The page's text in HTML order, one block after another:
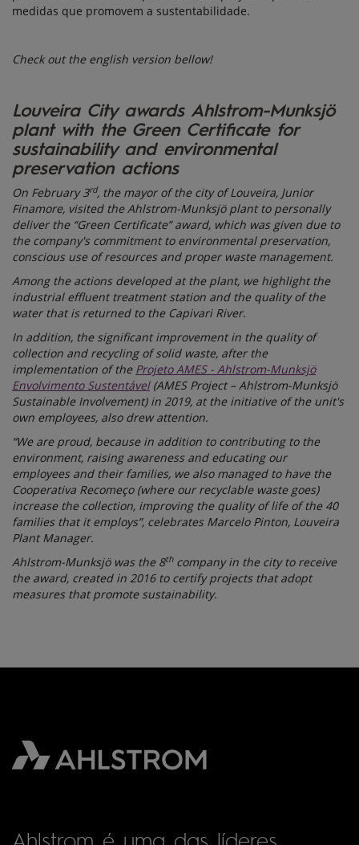
medidas que promovem a sustentabilidade.
Check out the english version bellow!
Louveira City awards Ahlstrom-Munksjö
plant with the Green Certificate for
sustainability and environmental
preservation actions
On February 3rd, the mayor of the city of Louveira, Junior
Finamore, visited the Ahlstrom-Munksjö plant to personally
deliver the “Green Certificate” award, which was given due to
the company's commitment to environmental preservation,
conscious use of resources and proper waste management.
Among the actions developed at the plant, we highlight the
industrial effluent treatment station and the quality of the
water that is returned to the Capivari River.
In addition, the significant improvement in the quality of
collection and recycling of solid waste, after the
implementation of the Projeto AMES - Ahlstrom-Munksjö
Envolvimento Sustentável(AMES Project – Ahlstrom-Munksjö
Sustainable Involvement) in 2019, at the initiative of the unit's
own employees, also drew attention.
“We are proud, because in addition to contributing to the
environment, raising awareness and educating our
employees and their families, we also managed to have the
Cooperativa Recomeço (where our recyclable waste goes)
increase the collection, improving the quality of life of the 40
families that it employs”, celebrates Marcelo Pinton, Louveira
Plant Manager.
Ahlstrom-Munksjö was the 8thcompany in the city to receive
the award, created in 2016 to certify projects that adopt
measures that promote sustainability.
Ahlstrom é uma das líderes